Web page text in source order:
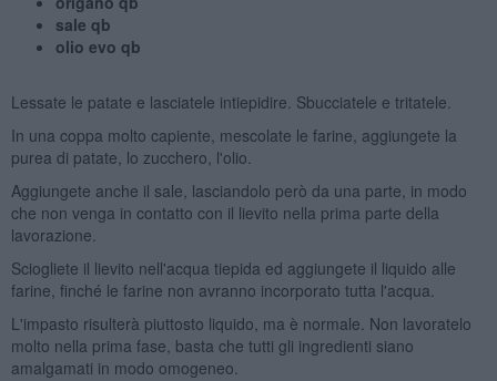
sale qb
olio evo qb
Lessate le patate e lasciatele intiepidire. Sbucciatele e tritatele.
In una coppa molto capiente, mescolate le farine, aggiungete la
purea di patate, lo zucchero, l'olio.
Aggiungete anche il sale, lasciandolo però da una parte, in modo
che non venga in contatto con il lievito nella prima parte della
lavorazione.
Sciogliete il lievito nell'acqua tiepida ed aggiungete il liquido alle
farine, finché le farine non avranno incorporato tutta l'acqua.
L'impasto risulterà piuttosto liquido, ma è normale. Non lavoratelo
molto nella prima fase, basta che tutti gli ingredienti siano
amalgamati in modo omogeneo.